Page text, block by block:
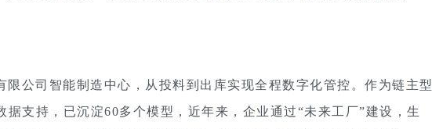
限公司智能制造中心，从投料到出库实现全程数字化管控。作为链主型
据支持，已沉淀60多个模型，近年来，企业通过“未来工厂”建设，生